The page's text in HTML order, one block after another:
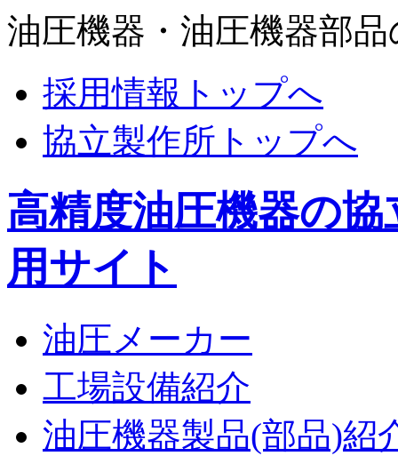
油圧機器・油圧機器部
採用情報トップへ
協立製作所トップへ
高精度油圧機器の
用サイト
油圧メーカー
工場設備紹介
油圧機器製品(部品)紹